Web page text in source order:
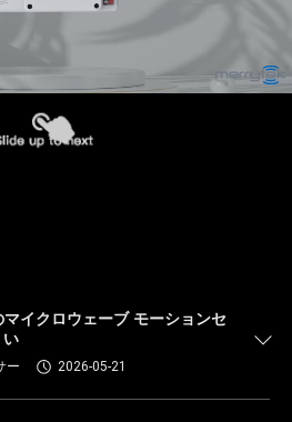
イクロウェーブ モーションセ
い
ー 2026-05-21